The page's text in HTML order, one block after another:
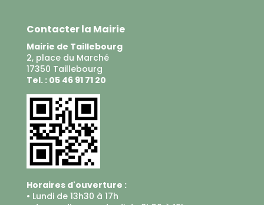
Contacter la Mairie
Mairie de Taillebourg
2, place du Marché
17350 Taillebourg
Tel. : 05 46 91 71 20
Horaires d'ouverture :
• Lundi de 13h30 à 17h